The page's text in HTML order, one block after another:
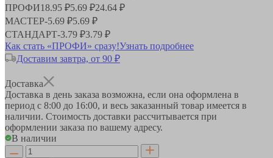
ПРОФИ18.95 ₽5.69 ₽24.64 ₽
МАСТЕР-5.69 ₽5.69 ₽
СТАНДАРТ-3.79 ₽3.79 ₽
Как стать «ПРОФИ» сразу!Узнать подробнее
Доставим завтра, от 90 ₽
Доставка
Доставка в день заказа возможна, если она оформлена в
период с 8:00 до 16:00, и весь заказанный товар имеется в
наличии. Стоимость доставки рассчитывается при
оформлении заказа по вашему адресу.
В наличии